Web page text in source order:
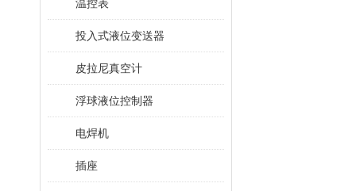
温控表
投入式液位变送器
皮拉尼真空计
浮球液位控制器
电焊机
插座